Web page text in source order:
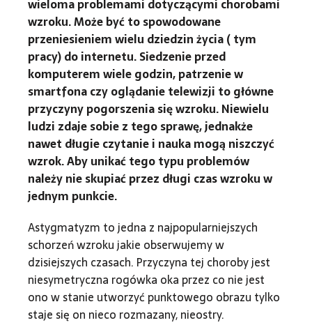
wieloma problemami dotyczącymi chorobami
wzroku. Może być to spowodowane
przeniesieniem wielu dziedzin życia ( tym
pracy) do internetu. Siedzenie przed
komputerem wiele godzin, patrzenie w
smartfona czy oglądanie telewizji to główne
przyczyny pogorszenia się wzroku. Niewielu
ludzi zdaje sobie z tego sprawę, jednakże
nawet długie czytanie i nauka mogą niszczyć
wzrok. Aby unikać tego typu problemów
należy nie skupiać przez długi czas wzroku w
jednym punkcie.
Astygmatyzm to jedna z najpopularniejszych
schorzeń wzroku jakie obserwujemy w
dzisiejszych czasach. Przyczyna tej choroby jest
niesymetryczna rogówka oka przez co nie jest
ono w stanie utworzyć punktowego obrazu tylko
staje się on nieco rozmazany, nieostry.